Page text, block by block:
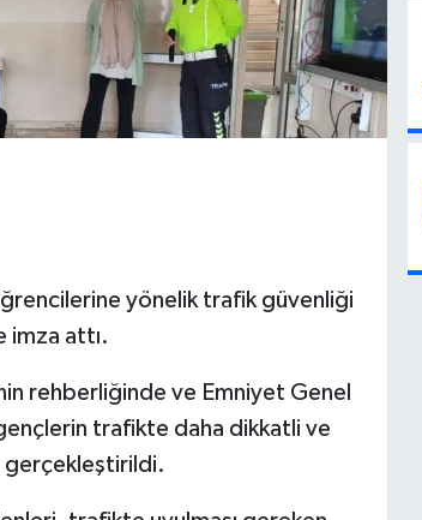
yönelik trafik güvenliği
imza attı.
rehberliğinde ve Emniyet Genel
trafikte daha dikkatli ve
gerçekleştirildi.